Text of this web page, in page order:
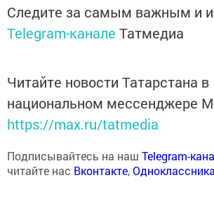
Следите за самым важным и
Telegram-канале Татмедиа
Читайте новости Татарстана в
национальном мессенджере
https://max.ru/tatmedia
Подписывайтесь на наш Telegram-
читайте нас Вконтакте,